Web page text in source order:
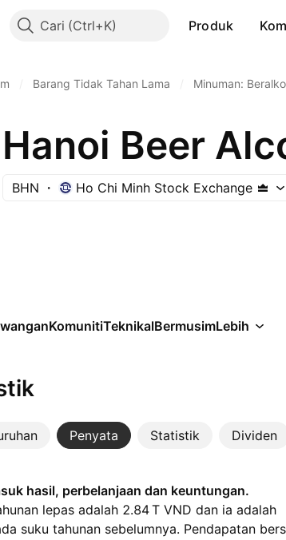
Cari Produk
Barang Tidak Tahan Lama Minuman:
Hanoi Beer
BHN Ho Chi Minh Stock Exchange
KomunitiTeknikalBermusimLebih
Penyata Statistik Dividen
hasil, perbelanjaan dan keuntungan.
lepas adalah ‪2.84 T‬ VND dan ia adalah
suku tahunan sebelumnya. Pendapatan